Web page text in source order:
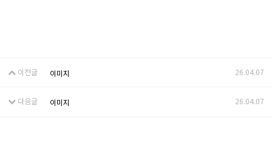
이전글 이미지 26.04.07
다음글 이미지 26.04.07